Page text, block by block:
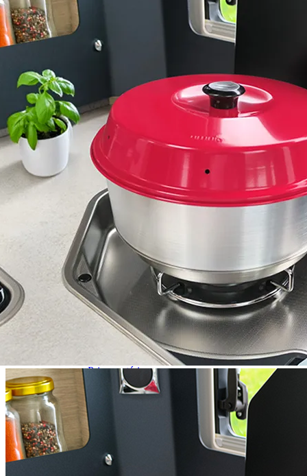
Accessoires panneaux solaires
Batteries Lithium
Batteries LIONTRON
Accessoires batteries
Chargeurs de batteries
Séparateurs de batteries
Gamme VICTRON ENERGY
Piles à combustible
Groupes Electrogènes
Convertisseurs 12V - 230V
Transformateurs 230V - 12V
ECLAIRAGES
Ampoules et tubes fluo
Ampoules à LEDS
Eclairages intérieur
Eclairages extérieur
Eclairage portatif et piles
Feux de signalisation
Feux de signalisation arrière
ELECTRICITE
Avec prise USB
Prises allume-cigare 12V
Prises intérieures 12V et 230V
Prises P17 et 230V
Prolongateurs et enrouleurs
Câbles électriques
Fusibles et cosses
Prises extérieures caravane
EQUIPEMENT INTERIEUR
EQUIPEMENT CABINE & CELLULE
Embases pivotantes
Equipement pour la cabine
Stores de cabine REMIfront
Volets isolants extérieurs
Volets isolants intérieurs
Volets isolants SOPLAIR Intermik
Nouveautés
Déstockage
Ventes Flash
Reconditionnés
Nos Véhicules en concession
Le Magasin
Concession & Véhicules
Nos véhicules Neufs
Nos véhicules Occasions
Le magasin